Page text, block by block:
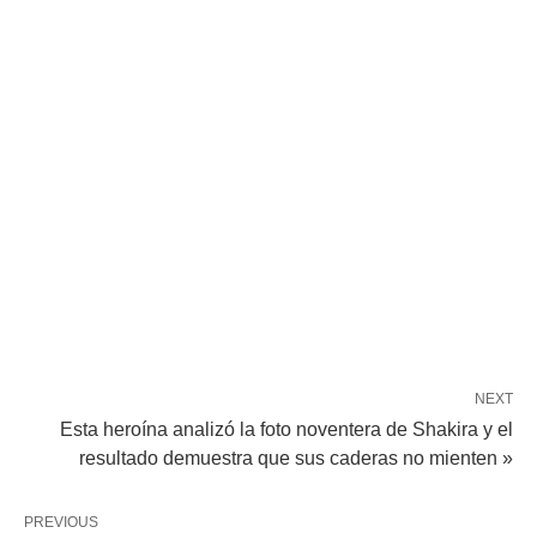
NEXT
Esta heroína analizó la foto noventera de Shakira y el
resultado demuestra que sus caderas no mienten »
PREVIOUS